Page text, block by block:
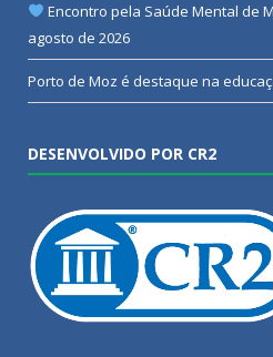
Encontro pela Saúde Mental de
agosto de 2026
Porto de Moz é destaque na
DESENVOLVIDO POR CR2